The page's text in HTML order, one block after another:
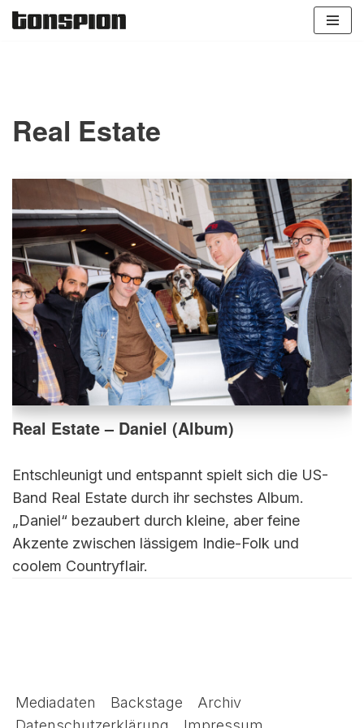
Real Estate
Real Estate – Daniel (Album)
Entschleunigt und entspannt spielt sich die US-
Band Real Estate durch ihr sechstes Album.
„Daniel“ bezaubert durch kleine, aber feine
Akzente zwischen lässigem Indie-Folk und
coolem Countryflair.
Mediadaten Backstage
Archiv